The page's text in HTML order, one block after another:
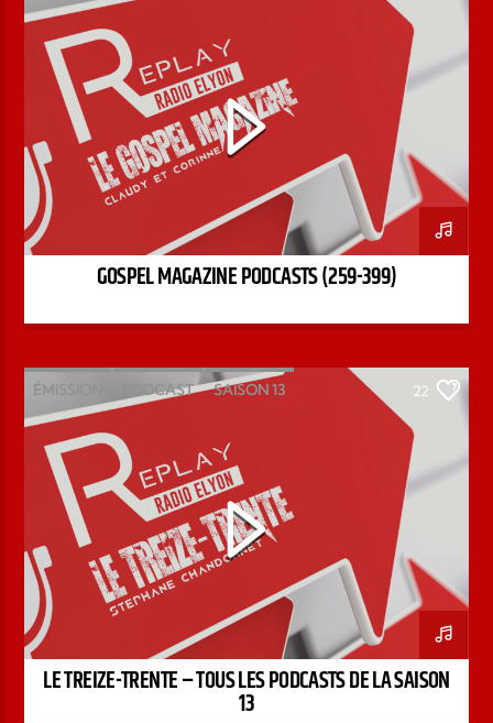
MAGAZINE
GOSPEL MAGAZINE PODCASTS (259-399)
ÉMISSION PODCAST SAISON 13
STÉPHANE CHANDONNET
22
LE TREIZE-TRENTE – TOUS LES PODCASTS DE LA SAISON
13